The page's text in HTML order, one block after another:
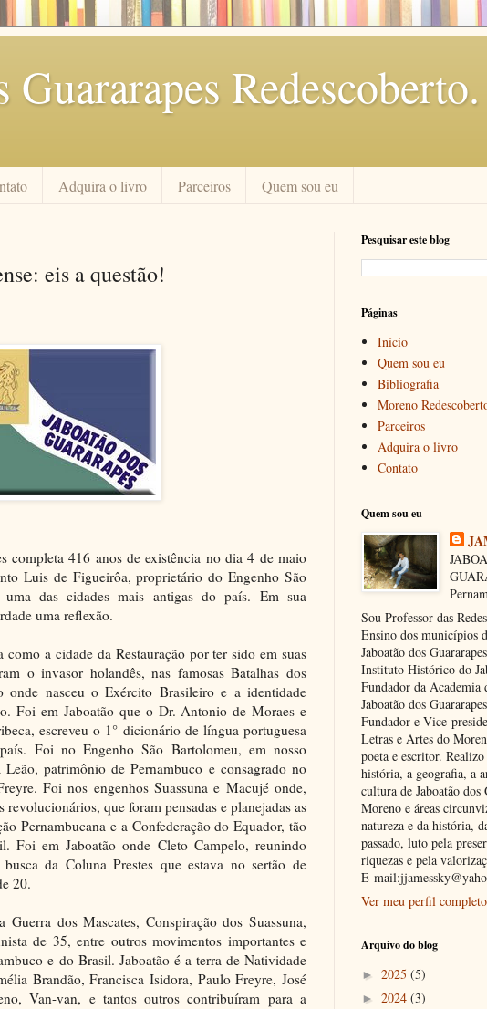
Guararapes Redescoberto.
Adquira o livro Parceiros Quem sou eu
eis a questão!
completa 416 anos de existência no dia 4 de maio
Luis de Figueirôa, proprietário do Engenho São
uma das cidades mais antigas do país. Em sua
uma reflexão.
como a cidade da Restauração por ter sido em suas
o invasor holandês, nas famosas Batalhas dos
onde nasceu o Exército Brasileiro e a identidade
Foi em Jaboatão que o Dr. Antonio de Moraes e
escreveu o 1° dicionário de língua portuguesa
Foi no Engenho São Bartolomeu, em nosso
patrimônio de Pernambuco e consagrado no
Foi nos engenhos Suassuna e Macujé onde,
que foram pensadas e planejadas as
Pernambucana e a Confederação do Equador, tão
Foi em Jaboatão onde Cleto Campelo, reunindo
da Coluna Prestes que estava no sertão de
20.
Guerra dos Mascates, Conspiração dos Suassuna,
de 35, entre outros movimentos importantes e
e do Brasil. Jaboatão é a terra de Natividade
Brandão, Francisca Isidora, Paulo Freyre, José
Van-van, e tantos outros contribuíram para a
Pesquisar este blog
Páginas
Início
Quem sou eu
Bibliografia
Moreno
Parceiros
Adquira o livro
Contato
Quem sou eu
Sou Professor das
Ensino dos municípios
Jaboatão dos
Instituto Histórico do
Fundador da Academia
Jaboatão dos
Fundador e Vice-
Letras e Artes do
poeta e escritor. Realizo
história, a geografia, a
cultura de Jaboatão dos
Moreno e áreas
natureza e da história,
passado, luto pela
riquezas e pela
E-
Ver meu perfil completo
Arquivo do blog
► 2025 (5)
► 2024 (3)